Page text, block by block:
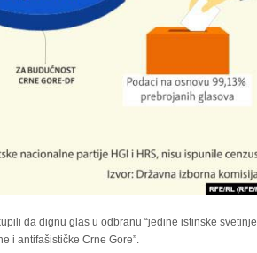
da dignu glas u odbranu “jedine istinske svetinje
i antifašističke Crne Gore”.